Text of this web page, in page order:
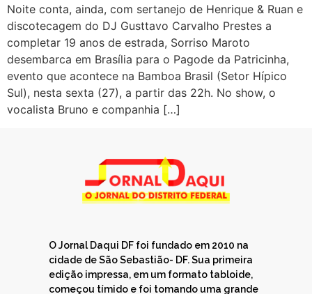
Noite conta, ainda, com sertanejo de Henrique & Ruan e
discotecagem do DJ Gusttavo Carvalho Prestes a
completar 19 anos de estrada, Sorriso Maroto
desembarca em Brasília para o Pagode da Patricinha,
evento que acontece na Bamboa Brasil (Setor Hípico
Sul), nesta sexta (27), a partir das 22h. No show, o
vocalista Bruno e companhia […]
O Jornal Daqui DF foi fundado em 2010 na
cidade de São Sebastião- DF. Sua primeira
edição impressa, em um formato tabloide,
começou tímido e foi tomando uma grande